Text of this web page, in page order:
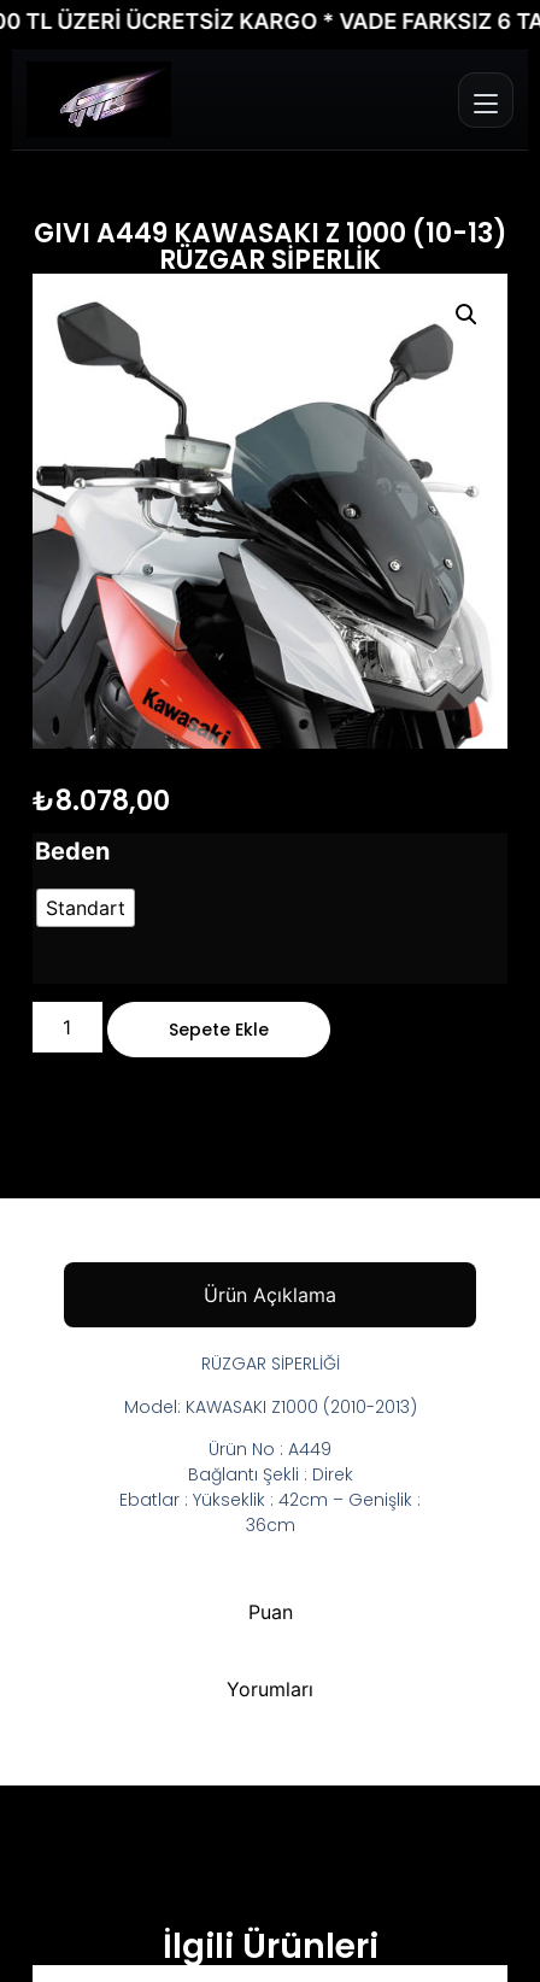
ÜZERİ ÜCRETSİZ KARGO * VADE FARKSIZ 6
GIVI A449 KAWASAKI Z 1000 (10-13)
RÜZGAR SİPERLİK
₺8.078,00
Beden
Standart
Sepete Ekle
Ürün Açıklama
Puan
Yorumları
RÜZGAR SİPERLİĞİ
Model: KAWASAKI Z1000 (2010-2013)
Ürün No : A449
Bağlantı Şekli : Direk
Ebatlar : Yükseklik : 42cm – Genişlik :
36cm
İlgili Ürünleri